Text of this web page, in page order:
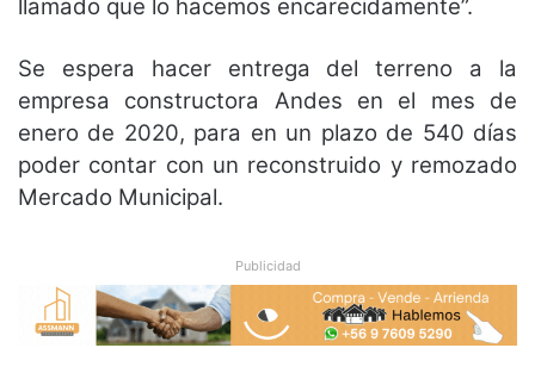
llamado que lo hacemos encarecidamente”.
Se espera hacer entrega del terreno a la
empresa constructora Andes en el mes de
enero de 2020, para en un plazo de 540 días
poder contar con un reconstruido y remozado
Mercado Municipal.
Publicidad